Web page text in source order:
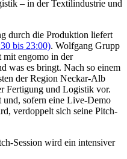
– in der Textilindustrie und
durch die Produktion liefert
bis 23:00). Wolfgang Grupp
mit engomo in der
was es bringt. Nach so einem
der Region Neckar-Alb
Fertigung und Logistik vor.
sofern eine Live-Demo
verdoppelt sich seine Pitch-
Session wird ein intensiver